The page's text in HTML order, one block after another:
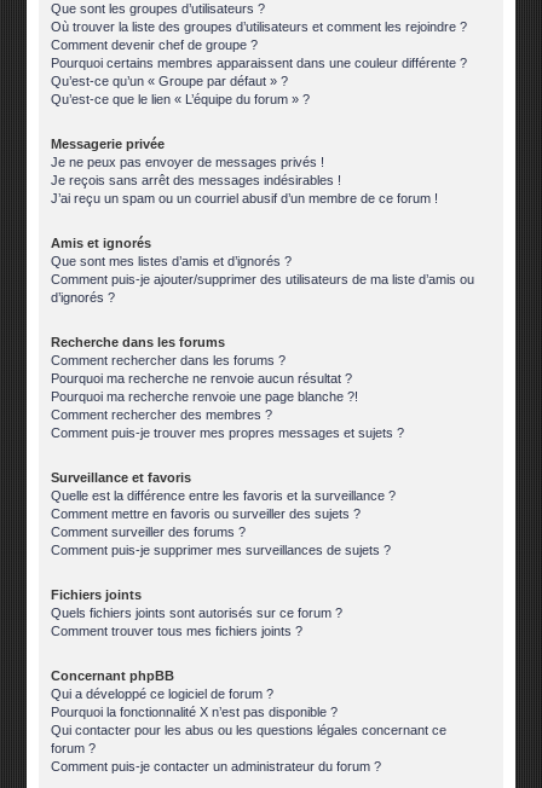
Que sont les groupes d’utilisateurs ?
Où trouver la liste des groupes d’utilisateurs et comment les rejoindre ?
Comment devenir chef de groupe ?
Pourquoi certains membres apparaissent dans une couleur différente ?
Qu’est-ce qu’un « Groupe par défaut » ?
Qu’est-ce que le lien « L’équipe du forum » ?
Messagerie privée
Je ne peux pas envoyer de messages privés !
Je reçois sans arrêt des messages indésirables !
J’ai reçu un spam ou un courriel abusif d’un membre de ce forum !
Amis et ignorés
Que sont mes listes d’amis et d’ignorés ?
Comment puis-je ajouter/supprimer des utilisateurs de ma liste d’amis ou
d’ignorés ?
Recherche dans les forums
Comment rechercher dans les forums ?
Pourquoi ma recherche ne renvoie aucun résultat ?
Pourquoi ma recherche renvoie une page blanche ?!
Comment rechercher des membres ?
Comment puis-je trouver mes propres messages et sujets ?
Surveillance et favoris
Quelle est la différence entre les favoris et la surveillance ?
Comment mettre en favoris ou surveiller des sujets ?
Comment surveiller des forums ?
Comment puis-je supprimer mes surveillances de sujets ?
Fichiers joints
Quels fichiers joints sont autorisés sur ce forum ?
Comment trouver tous mes fichiers joints ?
Concernant phpBB
Qui a développé ce logiciel de forum ?
Pourquoi la fonctionnalité X n’est pas disponible ?
Qui contacter pour les abus ou les questions légales concernant ce
forum ?
Comment puis-je contacter un administrateur du forum ?